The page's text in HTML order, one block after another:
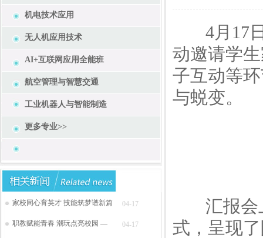
机电技术应用
无人机应用技术
AI+互联网应用全能班
航空管理与智慧交通
工业机器人与智能制造
更多专业>>
家校同心育英才 技能筑梦谱新篇 04-17
职教赋能青春 潮玩点亮校园 — 04-17
4月17日
动邀请学
子互动等
与蜕变。
汇报会上
式，呈现